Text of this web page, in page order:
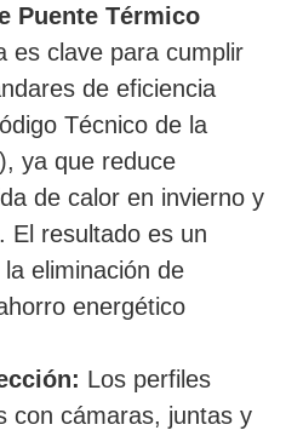
Puente Térmico
es clave para cumplir
de eficiencia
Técnico de la
ya que reduce
de calor en invierno y
El resultado es un
eliminación de
energético
Los perfiles
con cámaras, juntas y